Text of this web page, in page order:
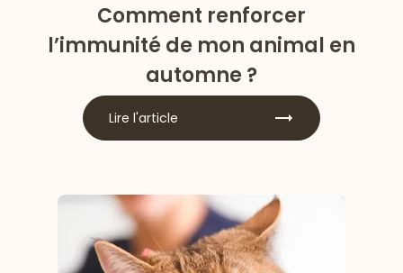
Comment renforcer
l’immunité de mon animal en
automne ?
Lire l'article